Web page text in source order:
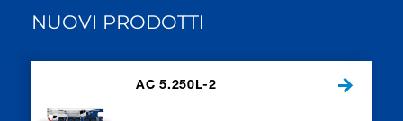
NUOVI PRODOTTI
AC 5.250L-2